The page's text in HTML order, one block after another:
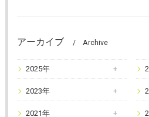
アーカイブ Archive
2025年
2023年
2021年